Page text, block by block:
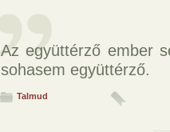
Az együttérző ember
sohasem együttérző.
Talmud